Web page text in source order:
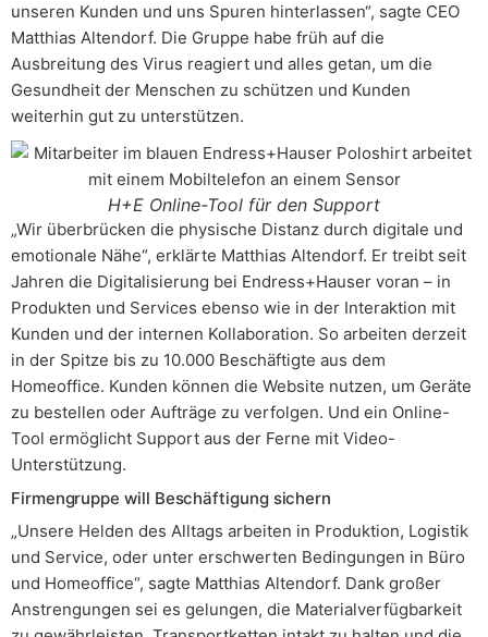
unseren Kunden und uns Spuren hinterlassen“, sagte CEO
Matthias Altendorf. Die Gruppe habe früh auf die
Ausbreitung des Virus reagiert und alles getan, um die
Gesundheit der Menschen zu schützen und Kunden
weiterhin gut zu unterstützen.
H+E Online-Tool für den Support
„Wir überbrücken die physische Distanz durch digitale und
emotionale Nähe“, erklärte Matthias Altendorf. Er treibt seit
Jahren die Digitalisierung bei Endress+Hauser voran – in
Produkten und Services ebenso wie in der Interaktion mit
Kunden und der internen Kollaboration. So arbeiten derzeit
in der Spitze bis zu 10.000 Beschäftigte aus dem
Homeoffice. Kunden können die Website nutzen, um Geräte
zu bestellen oder Aufträge zu verfolgen. Und ein Online-
Tool ermöglicht Support aus der Ferne mit Video-
Unterstützung.
Firmengruppe will Beschäftigung sichern
„Unsere Helden des Alltags arbeiten in Produktion, Logistik
und Service, oder unter erschwerten Bedingungen in Büro
und Homeoffice“, sagte Matthias Altendorf. Dank großer
Anstrengungen sei es gelungen, die Materialverfügbarkeit